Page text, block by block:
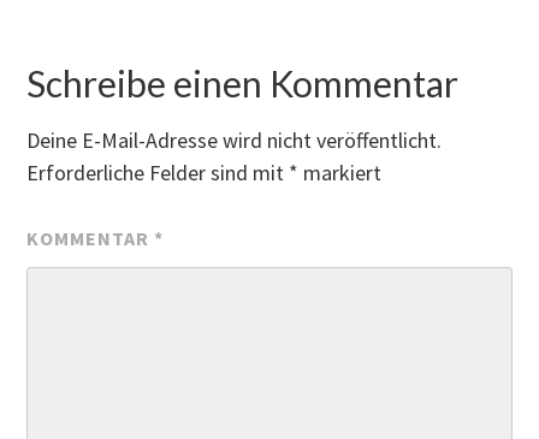
Schreibe einen Kommentar
Deine E-Mail-Adresse wird nicht veröffentlicht.
Erforderliche Felder sind mit * markiert
KOMMENTAR *